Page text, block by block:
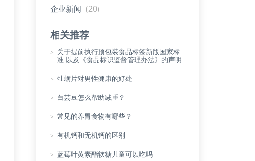
企业新闻 (20)
相关推荐
> 关于提前执行预包装食品标签新版国家标
准 以及《食品标识监督管理办法》的声明
> 牡蛎片对男性健康的好处
> 白芸豆怎么帮助减重？
> 常见的养胃食物有哪些？
> 有机钙和无机钙的区别
> 蓝莓叶黄素酯软糖儿童可以吃吗